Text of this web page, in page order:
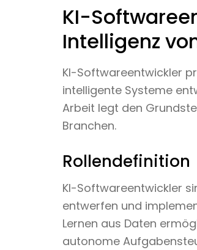
KI-
Intelligenz
KI-Softwareentwickler
intelligente Systeme
Arbeit legt den
Branchen.
Rollendefinition
KI-Softwareentwickler
entwerfen und
Lernen aus Daten
autonome